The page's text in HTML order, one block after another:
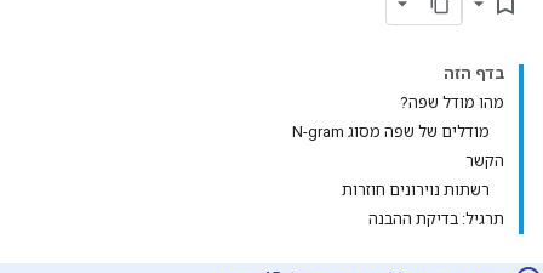
בדף הזה
מהו מודל שפה?
מודלים של שפה מסוג N-gram
הקשר
רשתות נוירונים חוזרות
תרגיל: בדיקת ההבנה